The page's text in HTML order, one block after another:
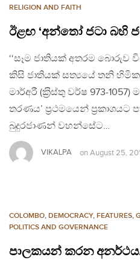
RELIGION AND FAITH
ඊළඟ ‘අන්තෝ ජටා බහි
‘‘සෑම ජාතියක් අතරම බොරුව
කිසි ජාතියක් සත්‍යයේ තනි
මාර්අරී (ක‍්‍රිස්තු වර්ෂ 973-
තරණය’ ප‍්‍රථමයෙන් ප‍්‍රකාශයට
බුදුරජාණන් වහන්සේට…
VIKALPA on August 25,
COLOMBO, DEMOCRACY, FEATURES,
POLITICS AND GOVERNANCE
පාලකයන් කරන